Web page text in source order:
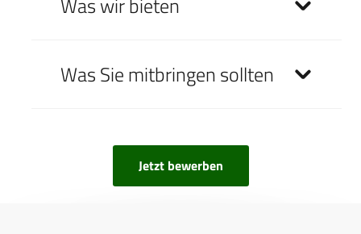
Was Sie mitbringen sollten
Jetzt bewerben